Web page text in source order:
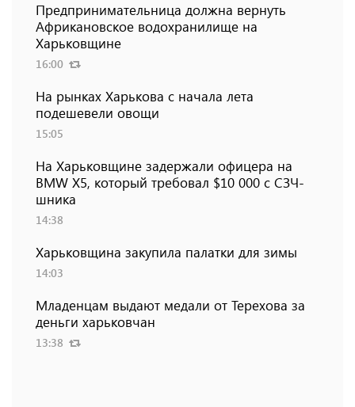
Предпринимательница должна вернуть
Африкановское водохранилище на
Харьковщине
16:00
На рынках Харькова с начала лета
подешевели овощи
15:05
На Харьковщине задержали офицера на
BMW Х5, который требовал $10 000 с СЗЧ-
шника
14:38
Харьковщина закупила палатки для зимы
14:03
Младенцам выдают медали от Терехова за
деньги харьковчан
13:38